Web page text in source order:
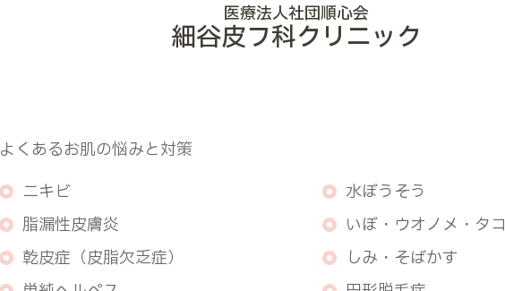
医療法人社団順心会
細谷皮フ科クリニック
よくあるお肌の悩みと対策
ニキビ
脂漏性皮膚炎
乾皮症（皮脂欠乏症）
水ぼうそう
いぼ・ウオノメ・タコ
しみ・そばかす